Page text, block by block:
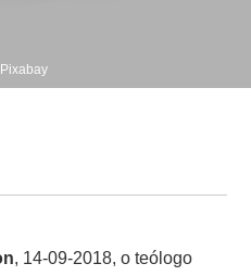
, 14-09-2018, o teólogo